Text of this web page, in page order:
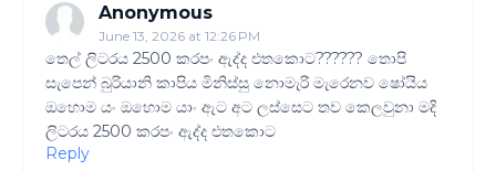
Anonymous
June 13, 2026 at 12:26 PM
තෙල් ලිටරය 2500 කරපං ඇද්ද එතකොට?????? තොපි
සැපෙන් බුරියානි කාපිය මිනිස්සු නොමැරි මැරෙනව ෂෝයිය
ඔහොම යං ඔහොම යාං ඇට අට ලස්සෙට තව කෙලවුනා මදි
ලිටරය 2500 කරපං ඇද්ද එතකොට
Reply